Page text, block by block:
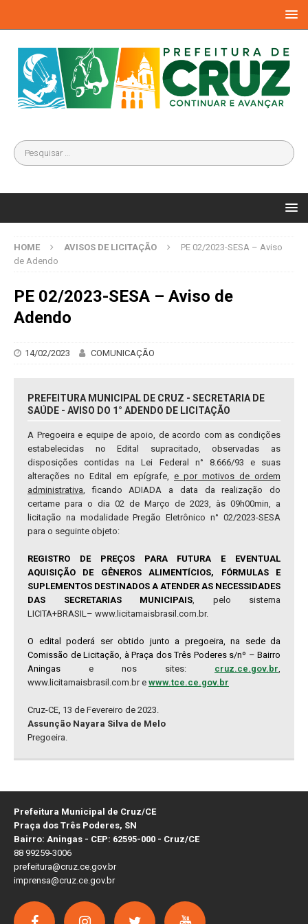
HOME AVISOS DE LICITAÇÃO
PE 02/2023-SESA – Aviso
de Adendo
PE 02/2023-SESA – Aviso de
Adendo
14/02/2023 COMUNICAÇÃO
PREFEITURA MUNICIPAL DE CRUZ - SECRETARIA DE
SAÚDE - AVISO DO 1° ADENDO DE LICITAÇÃO
A Pregoeira e equipe de apoio, de acordo com as condições
estabelecidas no Edital supracitado, observadas as
disposições contidas na Lei Federal n° 8.666/93 e suas
alterações no Edital em epígrafe, e por motivos de ordem
administrativa, ficando ADIADA a data da realização do
certame para o dia 02 de Março de 2023, às 09h00min, a
licitação na modalidade Pregão Eletrônico n° 02/2023-SESA
para o seguinte objeto:
REGISTRO DE PREÇOS PARA FUTURA E EVENTUAL
AQUISIÇÃO DE GÊNEROS ALIMENTÍCIOS, FÓRMULAS E
SUPLEMENTOS DESTINADOS A ATENDER AS NECESSIDADES
DAS SECRETARIAS MUNICIPAIS, pelo sistema
LICITA+BRASIL– www.licitamaisbrasil.com.br.
O edital poderá ser obtido junto a pregoeira, na sede da
Comissão de Licitação, à Praça dos Três Poderes s/nº – Bairro
Aningas e nos sites: cruz.ce.gov.br,
www.licitamaisbrasil.com.br e www.tce.ce.gov.br
Cruz-CE, 13 de Fevereiro de 2023.
Assunção Nayara Silva de Melo
Pregoeira.
Prefeitura Municipal de Cruz/CE
Praça dos Três Poderes, SN
Bairro: Aningas - CEP: 62595-000 - Cruz/CE
88 99259-3006
prefeitura@cruz.ce.gov.br
imprensa@cruz.ce.gov.br